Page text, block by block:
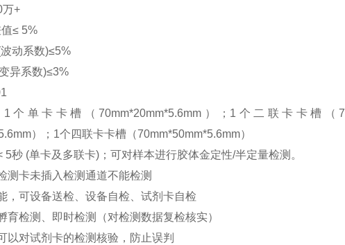
万+
≤ 5%
动系数)≤5%
异系数)≤3%
单卡卡槽（70mm*20mm*5.6mm）；1个二联卡卡槽（
）；1个四联卡卡槽（70mm*50mm*5.6mm）
5秒 (单卡及多联卡)；可对样本进行胶体金定性/半定量检测。
测卡未插入检测通道不能检测
，可设备送检、设备自检、试剂卡自检
育检测、即时检测（对检测数据复检核实）
以对试剂卡的检测核验，防止误判